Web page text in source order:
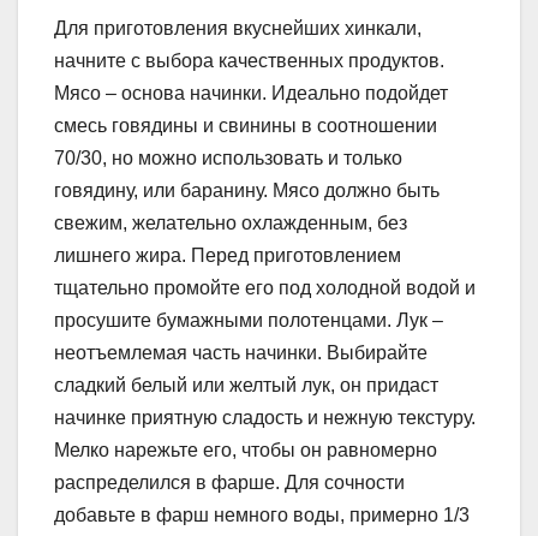
Для приготовления вкуснейших хинкали,
начните с выбора качественных продуктов.
Мясо – основа начинки. Идеально подойдет
смесь говядины и свинины в соотношении
70/30, но можно использовать и только
говядину, или баранину. Мясо должно быть
свежим, желательно охлажденным, без
лишнего жира. Перед приготовлением
тщательно промойте его под холодной водой и
просушите бумажными полотенцами. Лук –
неотъемлемая часть начинки. Выбирайте
сладкий белый или желтый лук, он придаст
начинке приятную сладость и нежную текстуру.
Мелко нарежьте его, чтобы он равномерно
распределился в фарше. Для сочности
добавьте в фарш немного воды, примерно 1/3